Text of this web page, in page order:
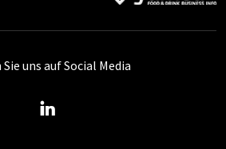
uns auf Social Media